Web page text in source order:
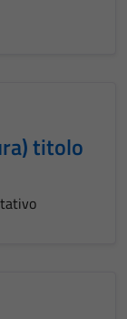
titolo